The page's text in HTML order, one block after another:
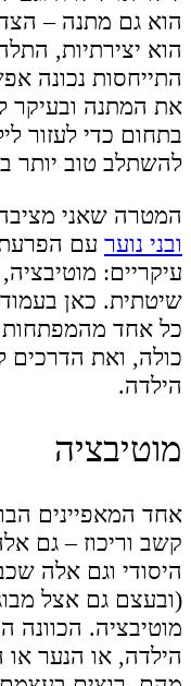
הוא גם מתנה –
הוא יצירתיות,
התייחסות נכונה
את המתנה ובעיקר
להשתלב טוב יותר
המטרה שאני
ובני נוער
עיקריים:
שיטתית. כאן
כל אחד מהמפתחות
כולה, ואת
הילדה.
מוטיבציה
אחד המאפיינים
קשב וריכוז – גם
היסודי וגם אלה
(ובעצם גם אצל
מוטיבציה.
הילדה, או הנער